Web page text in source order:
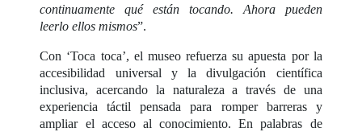
continuamente qué están tocando. Ahora pueden
leerlo ellos mismos”.
Con ‘Toca toca’, el museo refuerza su apuesta por la
accesibilidad universal y la divulgación científica
inclusiva, acercando la naturaleza a través de una
experiencia táctil pensada para romper barreras y
ampliar el acceso al conocimiento. En palabras de